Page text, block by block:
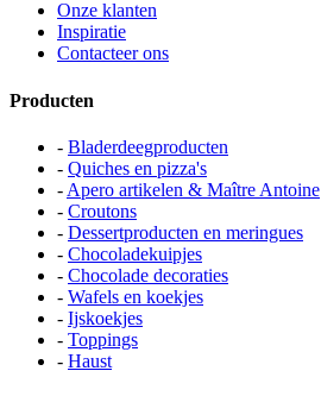
Onze klanten
Inspiratie
Contacteer ons
Producten
- Bladerdeegproducten
- Quiches en pizza's
- Apero artikelen & Maître Antoine
- Croutons
- Dessertproducten en meringues
- Chocoladekuipjes
- Chocolade decoraties
- Wafels en koekjes
- Ijskoekjes
- Toppings
- Haust